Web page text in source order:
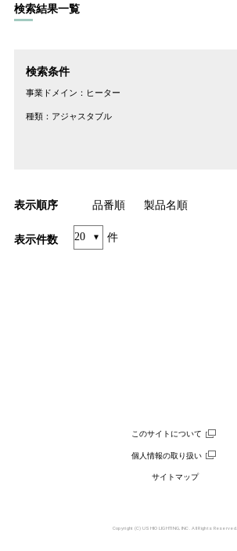
検索結果一覧
検索条件
事業ドメイン： ヒーター
種類： アジャスタブル
表示順序 品番順 製品名順
表示件数 件
このサイトについて
個人情報の取り扱い
サイトマップ
Copyright (C) USHIO LIGHTING, INC. All Rights Reserved.